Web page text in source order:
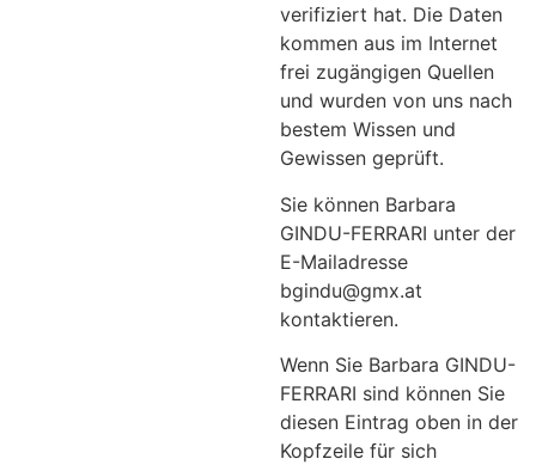
verifiziert hat. Die Daten
kommen aus im Internet
frei zugängigen Quellen
und wurden von uns nach
bestem Wissen und
Gewissen geprüft.
Sie können Barbara
GINDU-FERRARI unter der
E-Mailadresse
bgindu@gmx.at
kontaktieren.
Wenn Sie Barbara GINDU-
FERRARI sind können Sie
diesen Eintrag oben in der
Kopfzeile für sich